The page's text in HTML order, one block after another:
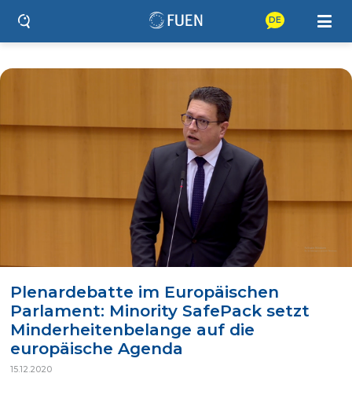
DE
Plenardebatte im Europäischen
Parlament: Minority SafePack setzt
Minderheitenbelange auf die
europäische Agenda
15.12.2020